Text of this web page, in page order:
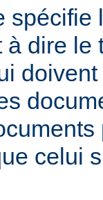
spécifie
à dire le
celui